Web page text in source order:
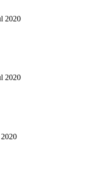
2020
2020